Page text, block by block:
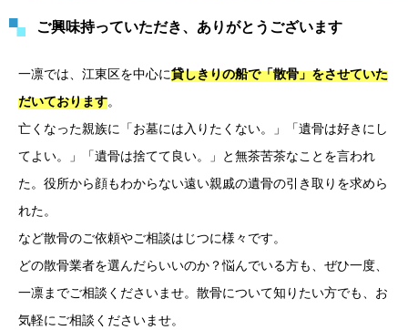
ご興味持っていただき、ありがとうございます
一凛では、江東区を中心に貸しきりの船で「散骨」をさせていた
だいております。
亡くなった親族に「お墓には入りたくない。」「遺骨は好きにし
てよい。」「遺骨は捨てて良い。」と無茶苦茶なことを言われ
た。役所から顔もわからない遠い親戚の遺骨の引き取りを求めら
れた。
など散骨のご依頼やご相談はじつに様々です。
どの散骨業者を選んだらいいのか？悩んでいる方も、ぜひ一度、
一凛までご相談くださいませ。散骨について知りたい方でも、お
気軽にご相談くださいませ。